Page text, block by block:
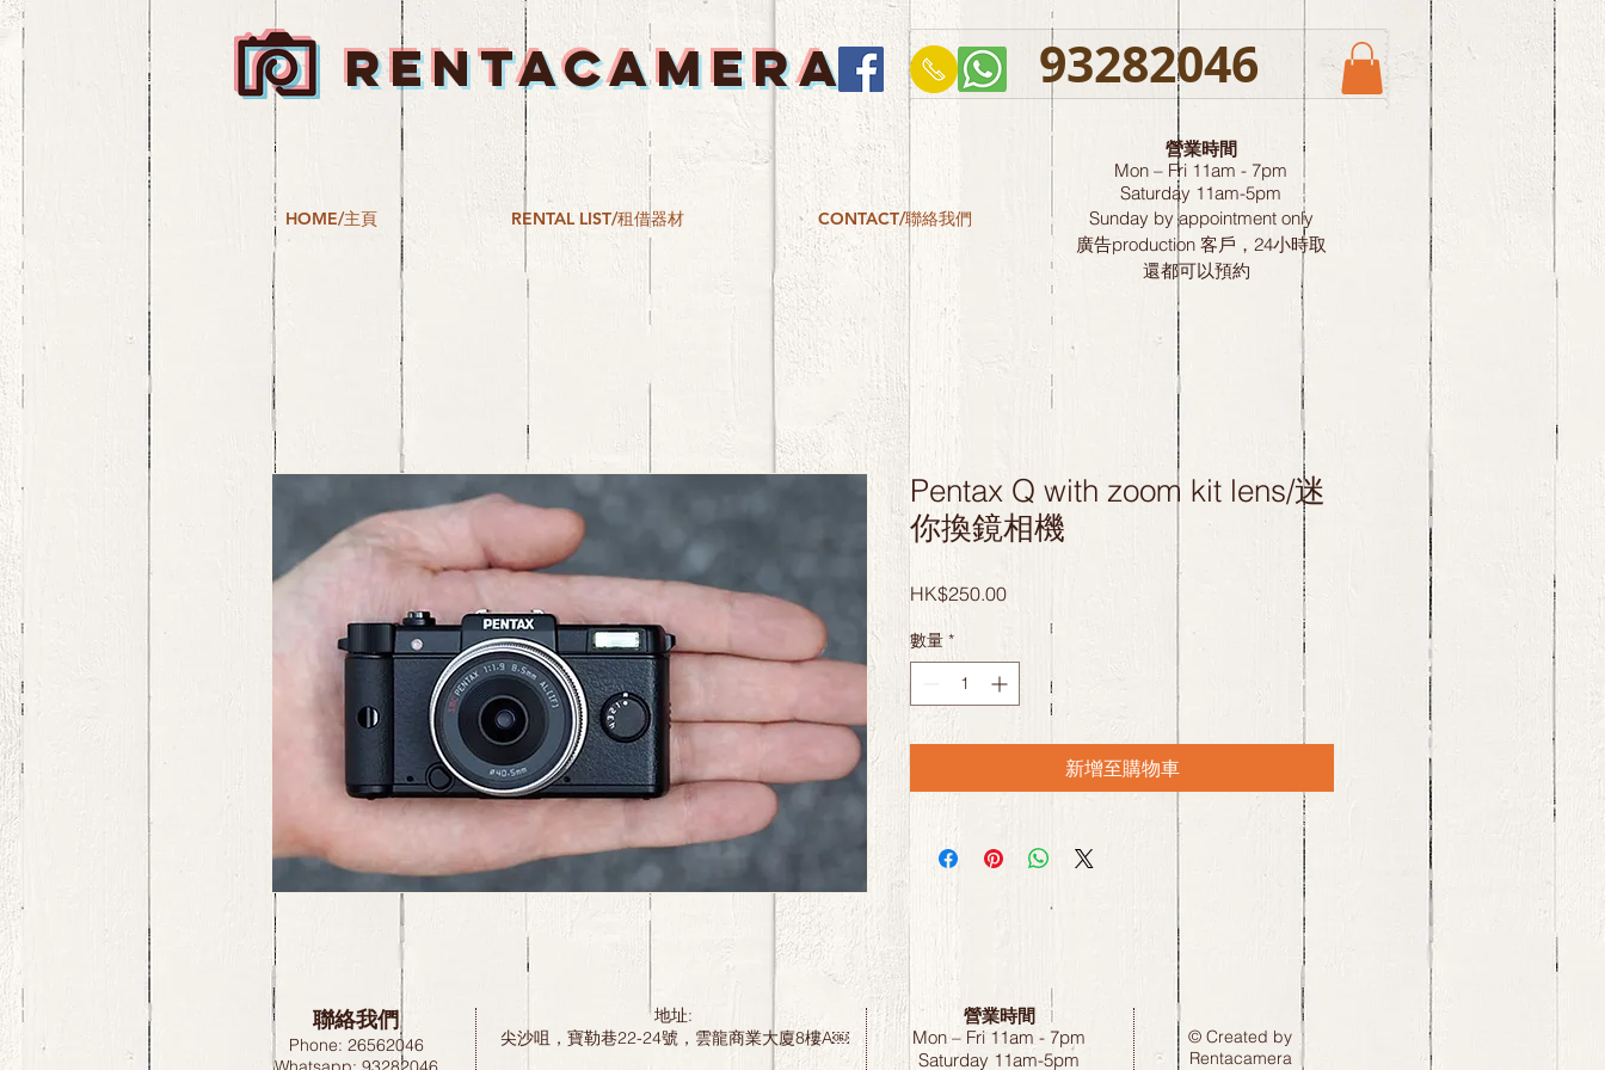
RENTACAMERA 93282046
HOME/主頁 RENTAL LIST/租借器材 CONTACT/聯絡我們
營業時間
Mon – Fri 11am - 7pm
Saturday 11am-5pm
Sunday byappointment only
廣告production 客戶，24小時取
還都可以預約
Pentax Q with zoom kit lens/迷
你換鏡相機
HK$250.00價
數量 *
新增至購物車
聯絡我們
Phone: 26562046
地址:
尖沙咀，寶勒巷22-24號，雲龍商業大廈8樓A￼
營業時間
Mon – Fri 11am - 7pm
Saturday 11am-5pm
© Created by
Rentacamera